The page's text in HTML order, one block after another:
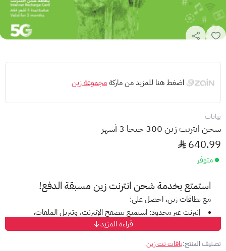
اضغط هنا للمزيد من ماركةمجموعة زين
بيانات
شحن انترنت زين 300 جيجا 3 أشهر
640.99
متوفر
استمتع بخدمة شحن انترنتزين مسبقة الدفع!
مع بطاقات زين، احصل على:
إنترنت غير محدود: استمتع بتصفح الإنترنت، وتنزيل الملفات،
ومشاهدة الفيديوهات دون قيود على البيانات.
عروض متنوعة:
قراءة المزيد
تصنيف المنتج:باقات نت زين